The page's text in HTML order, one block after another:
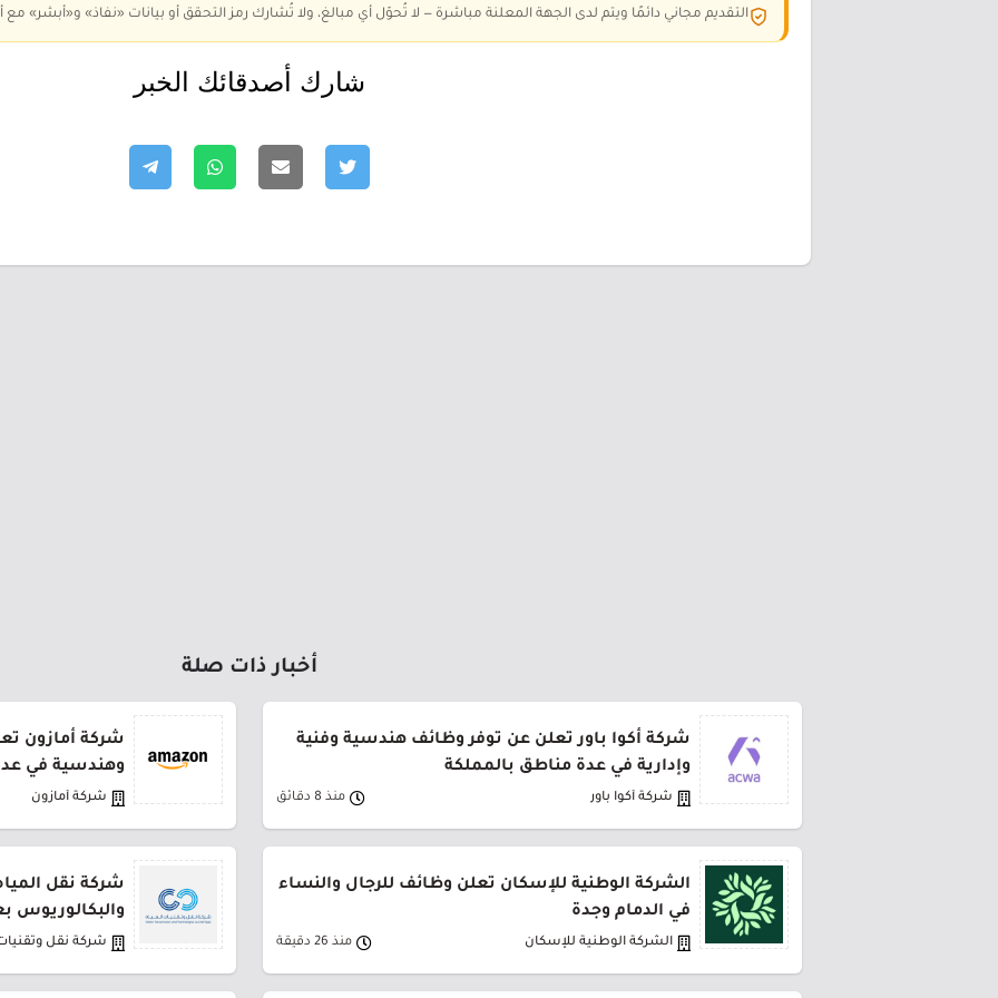
التقديم مجاني دائمًا ويتم لدى الجهة المعلنة مباشرة — لا تُحوّل أي مبالغ، ولا تُشارك رمز التحقق أو بيانات «نفاذ» و«أبشر» مع
شارك أصدقائك الخبر
أخبار ذات صلة
شركة أكوا باور تعلن عن توفر وظائف هندسية وفنية
وإدارية في عدة مناطق بالمملكة
شركة أكوا باور منذ 8 دقائق
شركة أمازون
وهندسية في
شركة أمازون
الشركة الوطنية للإسكان تعلن وظائف للرجال والنساء
في الدمام وجدة
الشركة الوطنية للإسكان منذ 26 دقيقة
شركة نقل
والبكالوريوس
شركة نقل وتقنيات